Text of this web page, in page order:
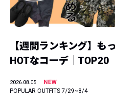
【週間ランキング】も
HOTなコーデ｜TOP20
2026.08.05
NEW
POPULAR OUTFITS 7/29~8/4